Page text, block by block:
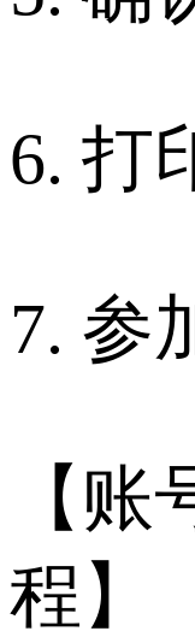
6. 打
7. 参
【
程】